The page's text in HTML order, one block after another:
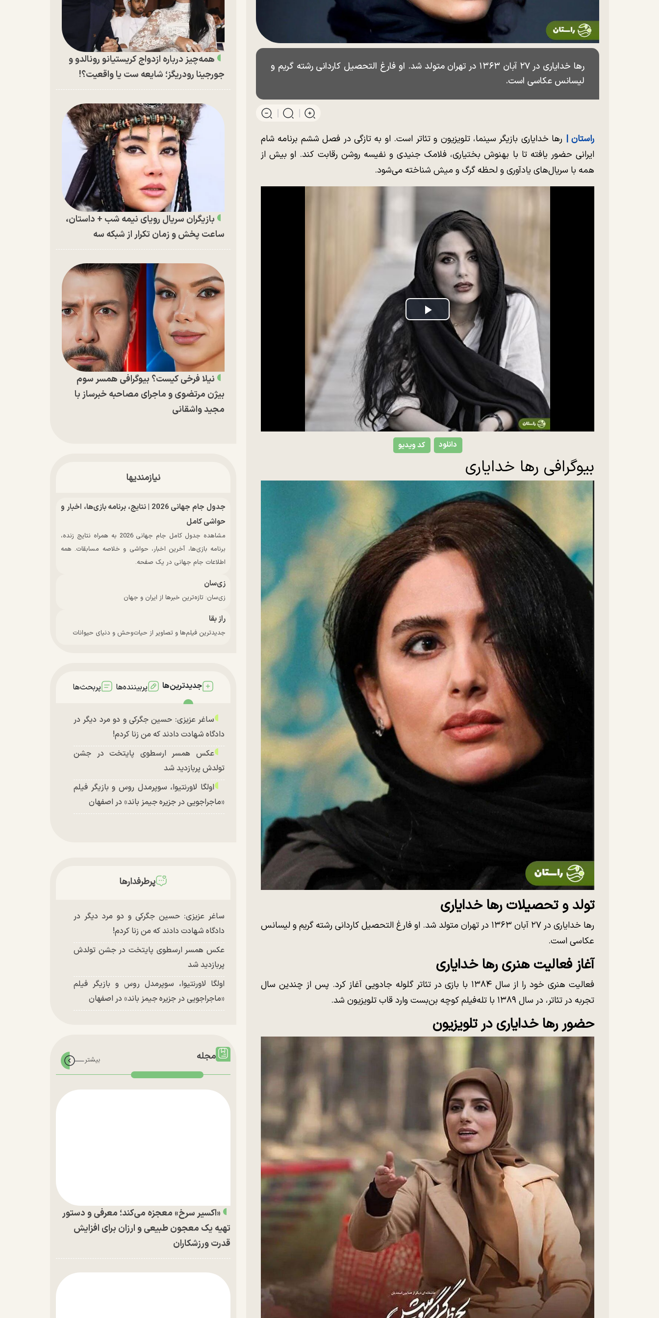
رها خدایاری در ۲۷ آبان ۱۳۶۳ در تهران متولد شد. او فارغ التحصیل کاردانی رشته گریم و
لیسانس عکاسی است.
راستان | رها خدایاری بازیگر سینما، تلویزیون و تئاتر است. او به تازگی در فصل ششم برنامه شام
ایرانی حضور یافته تا با بهنوش بختیاری، فلامک جنیدی و نفیسه روشن رقابت کند. او بیش از
همه با سریال‌های یادآوری و لحظه گرگ و میش شناخته می‌شود.
Play
Video
کد ویدیو دانلود
بیوگرافی رها خدایاری
تولد و تحصیلات رها خدایاری
رها خدایاری در ۲۷ آبان ۱۳۶۳ در تهران متولد شد. او فارغ التحصیل کاردانی رشته گریم و لیسانس
عکاسی است.
آغاز فعالیت هنری رها خدایاری
فعالیت هنری خود را از سال ۱۳۸۴ با بازی در تئاتر گلوله جادویی آغاز کرد. پس از چندین سال
تجربه در تئاتر، در سال ۱۳۸۹ با تله‌فیلم کوچه بن‌بست وارد قاب تلویزیون شد.
حضور رها خدایاری در تلویزیون
همه‌چیز درباره ازدواج کریستیانو رونالدو و
جورجینا رودریگز؛ شایعه ست یا واقعیت؟!
بازیگران سریال رویای نیمه شب + داستان،
ساعت پخش و زمان تکرار از شبکه سه
نیلا فرخی کیست؟ بیوگرافی همسر سوم
بیژن مرتضوی و ماجرای مصاحبه خبرساز با
مجید واشقانی
نیازمندیها
جدول جام جهانی 2026 | نتایج، برنامه بازی‌ها، اخبار و
حواشی کامل
مشاهده جدول کامل جام جهانی 2026 به همراه نتایج زنده،
برنامه بازی‌ها، آخرین اخبار، حواشی و خلاصه مسابقات. همه
اطلاعات جام جهانی در یک صفحه.
زی‌سان
زی‌سان: تازه‌ترین خبرها از ایران و جهان
راز بقا
جدیدترین فیلم‌ها و تصاویر از حیات‌وحش و دنیای حیوانات
جدیدترین‌ها پربیننده‌ها پربحث‌ها
ساغر عزیزی: حسین جگرکی و دو مرد دیگر در
دادگاه شهادت دادند که من زنا کردم!
عکس همسر ارسطوی پایتخت در جشن
تولدش پربازدید شد
اولگا لاورنتیوا، سوپرمدل روس و بازیگر فیلم
«ماجراجویی در جزیره جیمز باند» در اصفهان
پرطرفدارها
ساغر عزیزی: حسین جگرکی و دو مرد دیگر در
دادگاه شهادت دادند که من زنا کردم!
عکس همسر ارسطوی پایتخت در جشن تولدش
پربازدید شد
اولگا لاورنتیوا، سوپرمدل روس و بازیگر فیلم
«ماجراجویی در جزیره جیمز باند» در اصفهان
مجله
«اکسیر سرخ» معجزه می‌کند؛ معرفی و دستور
تهیه یک معجون طبیعی و ارزان برای افزایش
قدرت ورزشکاران